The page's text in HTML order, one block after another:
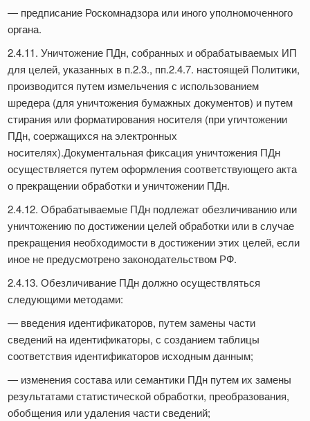
— предписание Роскомнадзора или иного уполномоченного
органа.
2.4.11. Уничтожение ПДн, собранных и обрабатываемых ИП
для целей, указанных в п.2.3., пп.2.4.7. настоящей Политики,
производится путем измельчения с использованием
шредера (для уничтожения бумажных документов) и путем
стирания или форматирования носителя (при угичтожении
ПДн, соержащихся на электронных
носителях).Документальная фиксация уничтожения ПДн
осуществляется путем оформления соответствующего акта
о прекращении обработки и уничтожении ПДн.
2.4.12. Обрабатываемые ПДн подлежат обезличиванию или
уничтожению по достижении целей обработки или в случае
прекращения необходимости в достижении этих целей, если
иное не предусмотрено законодательством РФ.
2.4.13. Обезличивание ПДн должно осуществляться
следующими методами:
— введения идентификаторов, путем замены части
сведений на идентификаторы, с созданием таблицы
соответствия идентификаторов исходным данным;
— изменения состава или семантики ПДн путем их замены
результатами статистической обработки, преобразования,
обобщения или удаления части сведений;